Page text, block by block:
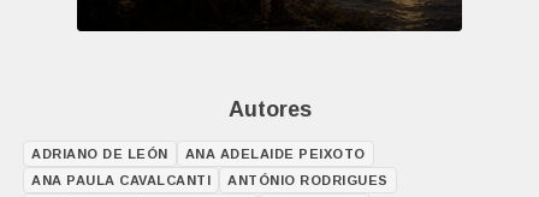
Autores
ADRIANO DE LEÓN
ANA ADELAIDE PEIXOTO
ANA PAULA CAVALCANTI
ANTÓNIO RODRIGUES